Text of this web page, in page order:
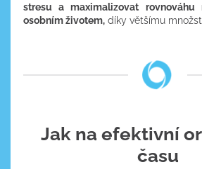
stresu a maximalizovat
osobním životem,díky většímu
Jak na efektivní
času